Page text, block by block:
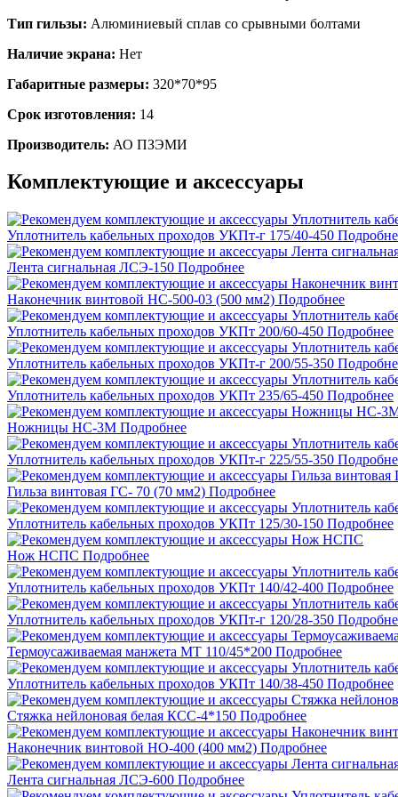
Тип гильзы: Алюминиевый сплав со срывными болтами
Наличие экрана: Нет
Габаритные размеры: 320*70*95
Срок изготовления: 14
Производитель: АО ПЗЭМИ
Комплектующие и аксессуары
Уплотнитель кабельных проходов УКПт-г 175/40-450
Лента сигнальная ЛСЭ-150 Подробнее
Наконечник винтовой НС-500-03 (500 мм2) Подробнее
Уплотнитель кабельных проходов УКПт 200/60-450 Подробнее
Уплотнитель кабельных проходов УКПт-г 200/55-350
Уплотнитель кабельных проходов УКПт 235/65-450 Подробнее
Ножницы НС-3M Подробнее
Уплотнитель кабельных проходов УКПт-г 225/55-350
Гильза винтовая ГС- 70 (70 мм2) Подробнее
Уплотнитель кабельных проходов УКПт 125/30-150 Подробнее
Нож НСПС Подробнее
Уплотнитель кабельных проходов УКПт 140/42-400 Подробнее
Уплотнитель кабельных проходов УКПт-г 120/28-350
Термоусаживаемая манжета МТ 110/45*200 Подробнее
Уплотнитель кабельных проходов УКПт 140/38-450 Подробнее
Стяжка нейлоновая белая КСС-4*150 Подробнее
Наконечник винтовой НО-400 (400 мм2) Подробнее
Лента сигнальная ЛСЭ-600 Подробнее